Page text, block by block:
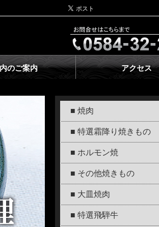
のご案内 アクセス
■ 焼肉
■ 特選霜降り焼きもの
■ ホルモン焼
■ その他焼きもの
■ 大皿焼肉
■ 特選飛騨牛